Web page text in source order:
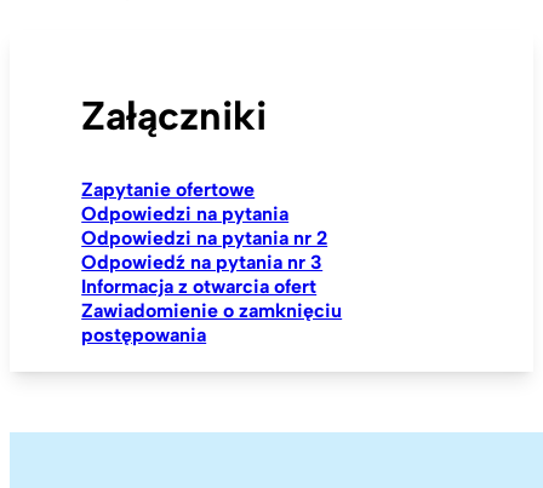
Załączniki
Zapytanie ofertowe
Odpowiedzi na pytania
Odpowiedzi na pytania nr 2
Odpowiedź na pytania nr 3
Informacja z otwarcia ofert
Zawiadomienie o zamknięciu
postępowania